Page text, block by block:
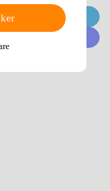
popolare di
il mondo che
questo gioco,
migliore.
Freemod
meccanica
sul godere della
promette che
alcuna
Telegram